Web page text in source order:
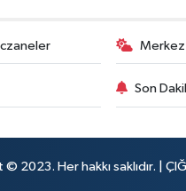
Merkez
Son
2023. Her hakkı saklıdır. |